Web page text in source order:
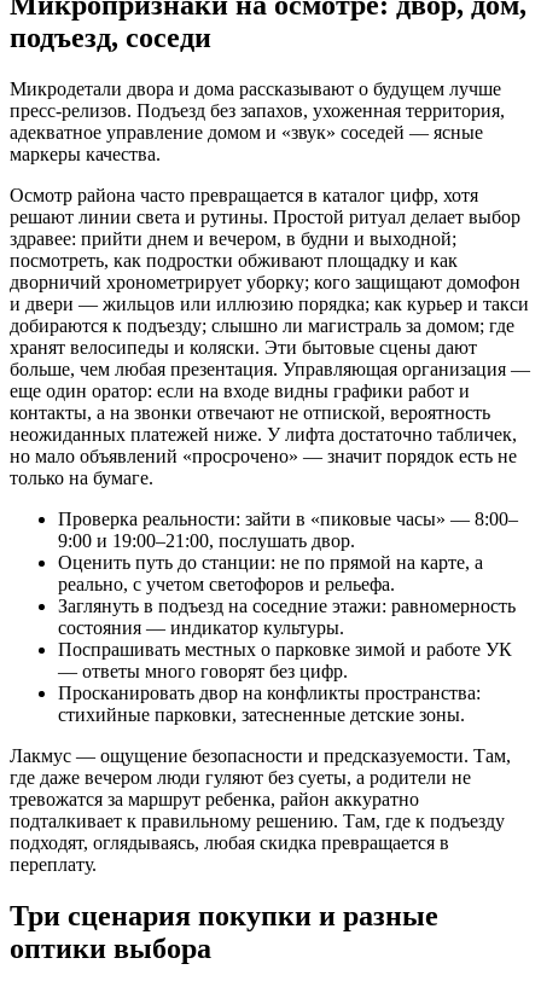
подъезд, соседи
Микродетали двора и дома рассказывают о будущем лучше
пресс-релизов. Подъезд без запахов, ухоженная территория,
адекватное управление домом и «звук» соседей — ясные
маркеры качества.
Осмотр района часто превращается в каталог цифр, хотя
решают линии света и рутины. Простой ритуал делает выбор
здравее: прийти днем и вечером, в будни и выходной;
посмотреть, как подростки обживают площадку и как
дворничий хронометрирует уборку; кого защищают домофон
и двери — жильцов или иллюзию порядка; как курьер и такси
добираются к подъезду; слышно ли магистраль за домом; где
хранят велосипеды и коляски. Эти бытовые сцены дают
больше, чем любая презентация. Управляющая организация —
еще один оратор: если на входе видны графики работ и
контакты, а на звонки отвечают не отпиской, вероятность
неожиданных платежей ниже. У лифта достаточно табличек,
но мало объявлений «просрочено» — значит порядок есть не
только на бумаге.
Проверка реальности: зайти в «пиковые часы» — 8:00–
9:00 и 19:00–21:00, послушать двор.
Оценить путь до станции: не по прямой на карте, а
реально, с учетом светофоров и рельефа.
Заглянуть в подъезд на соседние этажи: равномерность
состояния — индикатор культуры.
Поспрашивать местных о парковке зимой и работе УК
— ответы много говорят без цифр.
Просканировать двор на конфликты пространства:
стихийные парковки, затесненные детские зоны.
Лакмус — ощущение безопасности и предсказуемости. Там,
где даже вечером люди гуляют без суеты, а родители не
тревожатся за маршрут ребенка, район аккуратно
подталкивает к правильному решению. Там, где к подъезду
подходят, оглядываясь, любая скидка превращается в
переплату.
Три сценария покупки и разные
оптики выбора